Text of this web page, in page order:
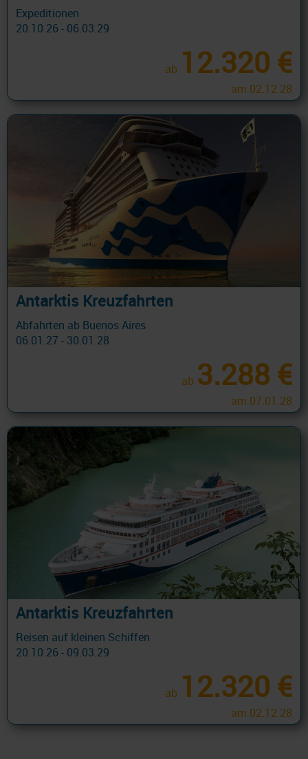
Expeditionen
20.10.26 - 06.03.29
ab 12.320 €
am 02.12.28
Antarktis Kreuzfahrten
Abfahrten ab Buenos Aires
06.01.27 - 30.01.28
ab 3.288 €
am 07.01.28
Antarktis Kreuzfahrten
Reisen auf kleinen Schiffen
20.10.26 - 09.03.29
ab 12.320 €
am 02.12.28